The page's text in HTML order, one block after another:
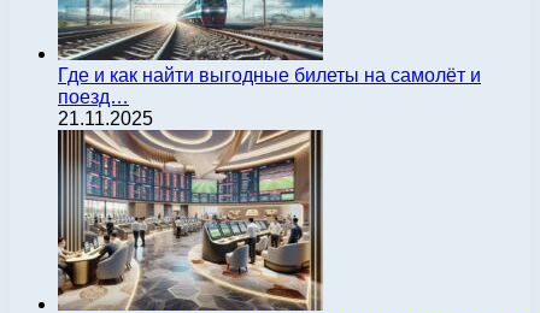
Где и как найти выгодные билеты на самолёт и
поезд…
21.11.2025